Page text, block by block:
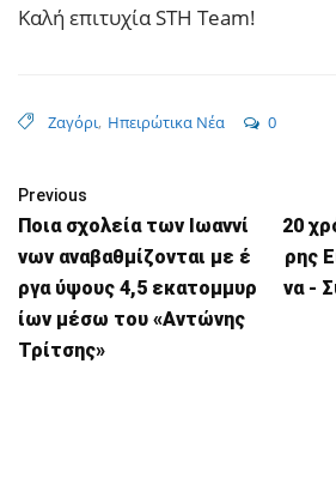
Καλή επιτυχία STH Team!
Ζαγόρι, Ηπειρώτικα Νέα 0
Previous
Ποια σχολεία των Ιωαννί
νων αναβαθμίζονται με έ
ργα ύψους 4,5 εκατομμυρ
ίων μέσω του «Αντώνης
Τρίτσης»
20
ρης
να -